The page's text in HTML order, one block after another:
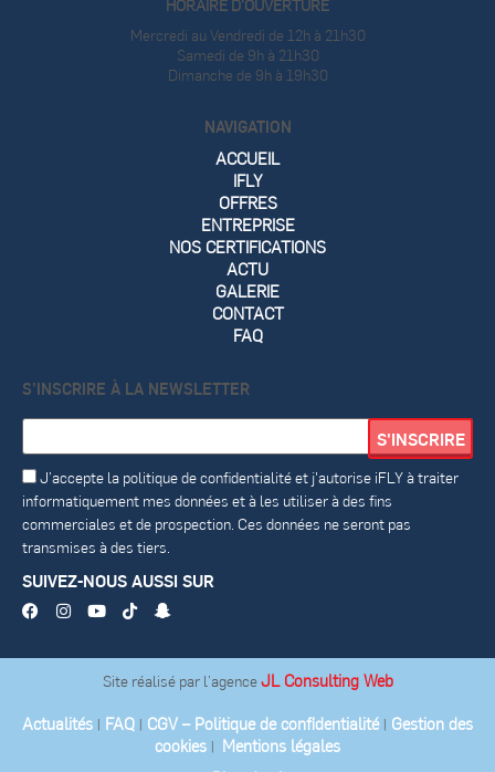
HORAIRE D’OUVERTURE
Mercredi au Vendredi de 12h à 21h30
Samedi de 9h à 21h30
Dimanche de 9h à 19h30
NAVIGATION
ACCUEIL
IFLY
OFFRES
ENTREPRISE
NOS CERTIFICATIONS
ACTU
GALERIE
CONTACT
FAQ
S’INSCRIRE À LA NEWSLETTER
J’accepte la politique de confidentialité et j'autorise iFLY à traiter
informatiquement mes données et à les utiliser à des fins
commerciales et de prospection. Ces données ne seront pas
transmises à des tiers.
SUIVEZ-NOUS AUSSI SUR
Site réalisé par l’agenceJL Consulting Web
Actualités | FAQ | CGV – Politique de confidentialité| Gestion des
cookies | Mentions légales